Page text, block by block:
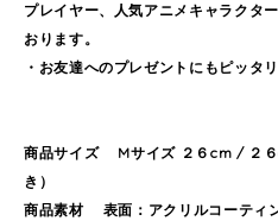
プレイヤー、人気アニメキャラクタ
おります。
・お友達へのプレゼントにもピッタリ
商品サイズ Mサイズ ２６cm / ２
き）
商品素材 表面：アクリルコーティ